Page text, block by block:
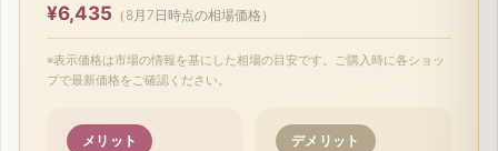
¥6,435 （8月7日時点の相場価格）
※表示価格は市場の情報を基にした相場の目安です。ご購入時に各ショッ
プで最新価格をご確認ください。
メリット デメリット